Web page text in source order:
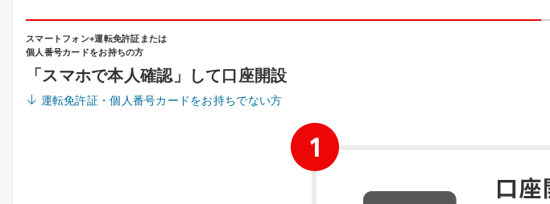
スマートフォン+運転免許証または
個人番号カードをお持ちの方
「スマホで本人確認」して口座開設
運転免許証・個人番号カードをお持ちでない方